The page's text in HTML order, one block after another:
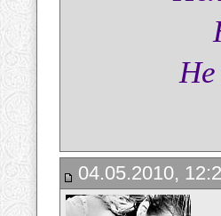
Не
04.05.2010,